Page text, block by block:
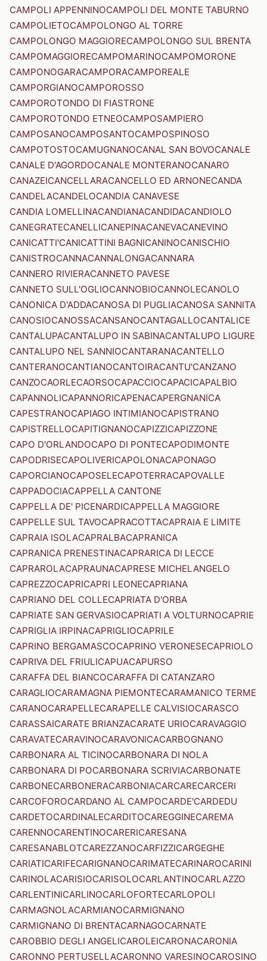
CAMPOLI APPENNINOCAMPOLI DEL MONTE TABURNO
CAMPOLIETOCAMPOLONGO AL TORRE
CAMPOLONGO MAGGIORECAMPOLONGO SUL BRENTA
CAMPOMAGGIORECAMPOMARINOCAMPOMORONE
CAMPONOGARACAMPORACAMPOREALE
CAMPORGIANOCAMPOROSSO
CAMPOROTONDO DI FIASTRONE
CAMPOROTONDO ETNEOCAMPOSAMPIERO
CAMPOSANOCAMPOSANTOCAMPOSPINOSO
CAMPOTOSTOCAMUGNANOCANAL SAN BOVOCANALE
CANALE D'AGORDOCANALE MONTERANOCANARO
CANAZEICANCELLARACANCELLO ED ARNONECANDA
CANDELACANDELOCANDIA CANAVESE
CANDIA LOMELLINACANDIANACANDIDACANDIOLO
CANEGRATECANELLICANEPINACANEVACANEVINO
CANICATTI'CANICATTINI BAGNICANINOCANISCHIO
CANISTROCANNACANNALONGACANNARA
CANNERO RIVIERACANNETO PAVESE
CANNETO SULL'OGLIOCANNOBIOCANNOLECANOLO
CANONICA D'ADDACANOSA DI PUGLIACANOSA SANNITA
CANOSIOCANOSSACANSANOCANTAGALLOCANTALICE
CANTALUPACANTALUPO IN SABINACANTALUPO LIGURE
CANTALUPO NEL SANNIOCANTARANACANTELLO
CANTERANOCANTIANOCANTOIRACANTU'CANZANO
CANZOCAORLECAORSOCAPACCIOCAPACICAPALBIO
CAPANNOLICAPANNORICAPENACAPERGNANICA
CAPESTRANOCAPIAGO INTIMIANOCAPISTRANO
CAPISTRELLOCAPITIGNANOCAPIZZICAPIZZONE
CAPO D'ORLANDOCAPO DI PONTECAPODIMONTE
CAPODRISECAPOLIVERICAPOLONACAPONAGO
CAPORCIANOCAPOSELECAPOTERRACAPOVALLE
CAPPADOCIACAPPELLA CANTONE
CAPPELLA DE' PICENARDICAPPELLA MAGGIORE
CAPPELLE SUL TAVOCAPRACOTTACAPRAIA E LIMITE
CAPRAIA ISOLACAPRALBACAPRANICA
CAPRANICA PRENESTINACAPRARICA DI LECCE
CAPRAROLACAPRAUNACAPRESE MICHELANGELO
CAPREZZOCAPRICAPRI LEONECAPRIANA
CAPRIANO DEL COLLECAPRIATA D'ORBA
CAPRIATE SAN GERVASIOCAPRIATI A VOLTURNOCAPRIE
CAPRIGLIA IRPINACAPRIGLIOCAPRILE
CAPRINO BERGAMASCOCAPRINO VERONESECAPRIOLO
CAPRIVA DEL FRIULICAPUACAPURSO
CARAFFA DEL BIANCOCARAFFA DI CATANZARO
CARAGLIOCARAMAGNA PIEMONTECARAMANICO TERME
CARANOCARAPELLECARAPELLE CALVISIOCARASCO
CARASSAICARATE BRIANZACARATE URIOCARAVAGGIO
CARAVATECARAVINOCARAVONICACARBOGNANO
CARBONARA AL TICINOCARBONARA DI NOLA
CARBONARA DI POCARBONARA SCRIVIACARBONATE
CARBONECARBONERACARBONIACARCARECARCERI
CARCOFOROCARDANO AL CAMPOCARDE'CARDEDU
CARDETOCARDINALECARDITOCAREGGINECAREMA
CARENNOCARENTINOCARERICARESANA
CARESANABLOTCAREZZANOCARFIZZICARGEGHE
CARIATICARIFECARIGNANOCARIMATECARINAROCARINI
CARINOLACARISIOCARISOLOCARLANTINOCARLAZZO
CARLENTINICARLINOCARLOFORTECARLOPOLI
CARMAGNOLACARMIANOCARMIGNANO
CARMIGNANO DI BRENTACARNAGOCARNATE
CAROBBIO DEGLI ANGELICAROLEICARONACARONIA
CARONNO PERTUSELLACARONNO VARESINOCAROSINO